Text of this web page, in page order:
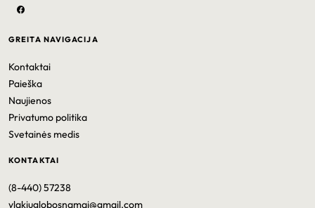
GREITA NAVIGACIJA
Kontaktai
Paieška
Naujienos
Privatumo politika
Svetainės medis
KONTAKTAI
(8-440) 57238
ylakiuglobosnamai@gmail.com